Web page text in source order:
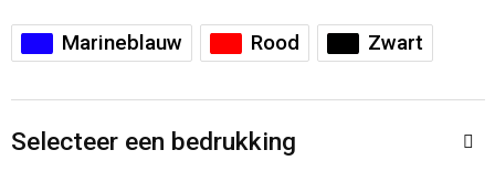
Koffers en Trolleys
Toilettassen
Katoenen draagtassen
Marineblauw Rood Zwart
Selecteer een bedrukking